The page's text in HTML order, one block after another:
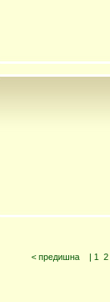
< предишна | 1 2